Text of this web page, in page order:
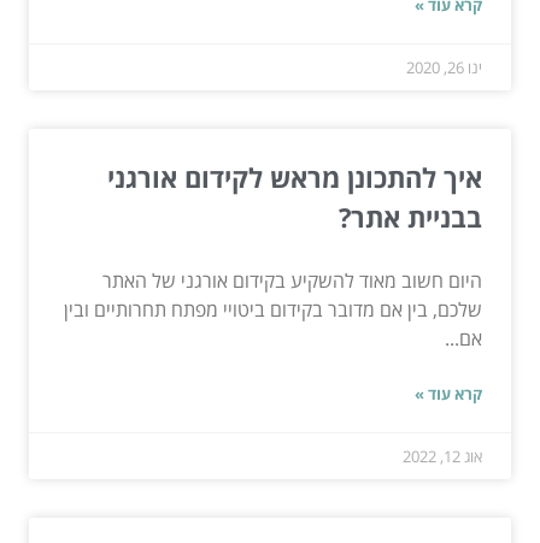
קרא עוד »
ינו 26, 2020
איך להתכונן מראש לקידום אורגני
בבניית אתר?
היום חשוב מאוד להשקיע בקידום אורגני של האתר
שלכם, בין אם מדובר בקידום ביטויי מפתח תחרותיים ובין
אם...
קרא עוד »
אוג 12, 2022